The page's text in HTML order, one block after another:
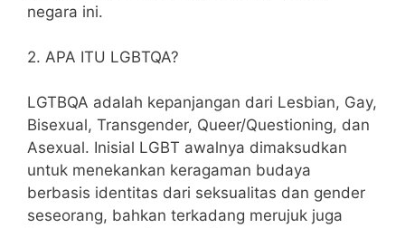
negara ini.
2. APA ITU LGBTQA?
LGTBQA adalah kepanjangan dari Lesbian, Gay,
Bisexual, Transgender, Queer/Questioning, dan
Asexual. Inisial LGBT awalnya dimaksudkan
untuk menekankan keragaman budaya
berbasis identitas dari seksualitas dan gender
seseorang, bahkan terkadang merujuk juga